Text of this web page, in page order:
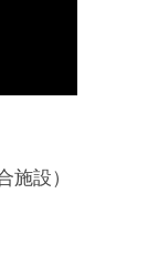
施設）